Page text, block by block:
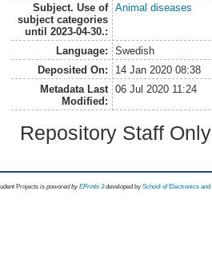
Subject. Use of
subject categories
until 2023-04-30.:
Animal diseases
Language:
Swedish
Deposited On:
14 Jan 2020 08:38
Metadata Last
Modified:
06 Jul 2020 11:24
Repository Staff
Projects is powored byEPrints 3 developed by School of Electronics